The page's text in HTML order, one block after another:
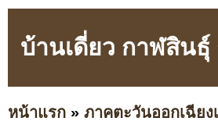
บ้านเดี่ยว กาฬสิน
หน้าแรก » ภาคตะวันออกเฉียง